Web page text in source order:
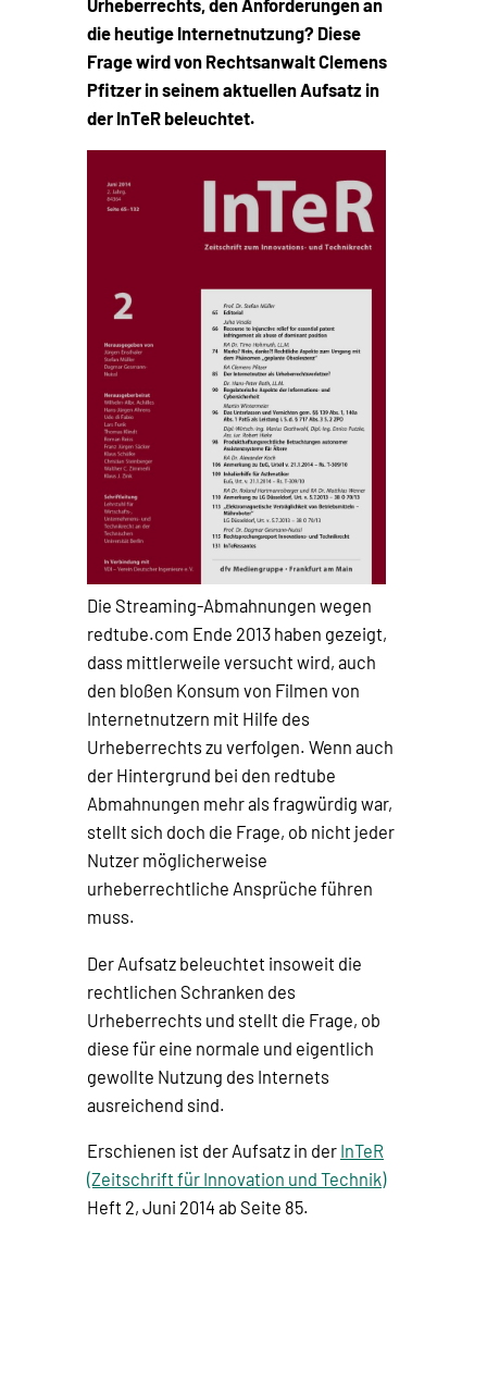
Urheberrechts, den Anforderungen an
die heutige Internetnutzung? Diese
Frage wird von Rechtsanwalt Clemens
Pfitzer in seinem aktuellen Aufsatz in
der InTeR beleuchtet.
Die Streaming-Abmahnungen wegen
redtube.com Ende 2013 haben gezeigt,
dass mittlerweile versucht wird, auch
den bloßen Konsum von Filmen von
Internetnutzern mit Hilfe des
Urheberrechts zu verfolgen. Wenn auch
der Hintergrund bei den redtube
Abmahnungen mehr als fragwürdig war,
stellt sich doch die Frage, ob nicht jeder
Nutzer möglicherweise
urheberrechtliche Ansprüche führen
muss.
Der Aufsatz beleuchtet insoweit die
rechtlichen Schranken des
Urheberrechts und stellt die Frage, ob
diese für eine normale und eigentlich
gewollte Nutzung des Internets
ausreichend sind.
Erschienen ist der Aufsatz in der InTeR
(Zeitschrift für Innovation und Technik)
Heft 2, Juni 2014 ab Seite 85.